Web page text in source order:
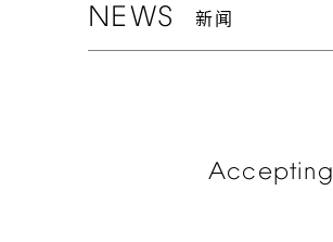
NEWS 新闻
Accepting